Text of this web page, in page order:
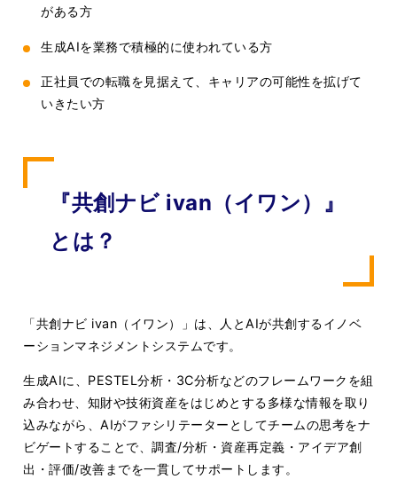
がある方
生成AIを業務で積極的に使われている方
正社員での転職を見据えて、キャリアの可能性を拡げて
いきたい方
『共創ナビ ivan（イワン）』
とは？
「共創ナビ ivan（イワン）」は、人とAIが共創するイノベ
ーションマネジメントシステムです。
生成AIに、PESTEL分析・3C分析などのフレームワークを組
み合わせ、知財や技術資産をはじめとする多様な情報を取り
込みながら、AIがファシリテーターとしてチームの思考をナ
ビゲートすることで、調査/分析・資産再定義・アイデア創
出・評価/改善までを一貫してサポートします。